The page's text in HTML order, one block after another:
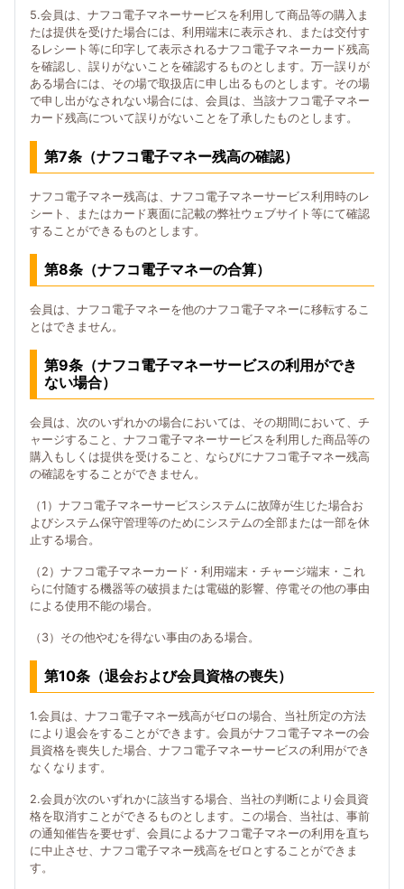
5.会員は、ナフコ電子マネーサービスを利用して商品等の購入ま
たは提供を受けた場合には、利用端末に表示され、または交付す
るレシート等に印字して表示されるナフコ電子マネーカード残高
を確認し、誤りがないことを確認するものとします。万一誤りが
ある場合には、その場で取扱店に申し出るものとします。その場
で申し出がなされない場合には、会員は、当該ナフコ電子マネー
カード残高について誤りがないことを了承したものとします。
第7条（ナフコ電子マネー残高の確認）
ナフコ電子マネー残高は、ナフコ電子マネーサービス利用時のレ
シート、またはカード裏面に記載の弊社ウェブサイト等にて確認
することができるものとします。
第8条（ナフコ電子マネーの合算）
会員は、ナフコ電子マネーを他のナフコ電子マネーに移転するこ
とはできません。
第9条（ナフコ電子マネーサービスの利用ができ
ない場合）
会員は、次のいずれかの場合においては、その期間において、チ
ャージすること、ナフコ電子マネーサービスを利用した商品等の
購入もしくは提供を受けること、ならびにナフコ電子マネー残高
の確認をすることができません。
（1）ナフコ電子マネーサービスシステムに故障が生じた場合お
よびシステム保守管理等のためにシステムの全部または一部を休
止する場合。
（2）ナフコ電子マネーカード・利用端末・チャージ端末・これ
らに付随する機器等の破損または電磁的影響、停電その他の事由
による使用不能の場合。
（3）その他やむを得ない事由のある場合。
第10条（退会および会員資格の喪失）
1.会員は、ナフコ電子マネー残高がゼロの場合、当社所定の方法
により退会をすることができます。会員がナフコ電子マネーの会
員資格を喪失した場合、ナフコ電子マネーサービスの利用ができ
なくなります。
2.会員が次のいずれかに該当する場合、当社の判断により会員資
格を取消すことができるものとします。この場合、当社は、事前
の通知催告を要せず、会員によるナフコ電子マネーの利用を直ち
に中止させ、ナフコ電子マネー残高をゼロとすることができま
す。